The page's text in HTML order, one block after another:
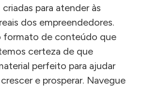
para atender às
dos empreendedores.
formato de conteúdo que
certeza de que
perfeito para ajudar
e prosperar. Navegue